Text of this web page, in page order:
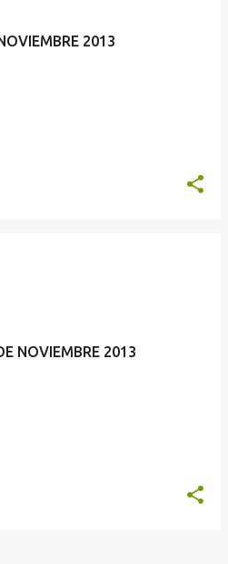
2013
NOVIEMBRE 2013